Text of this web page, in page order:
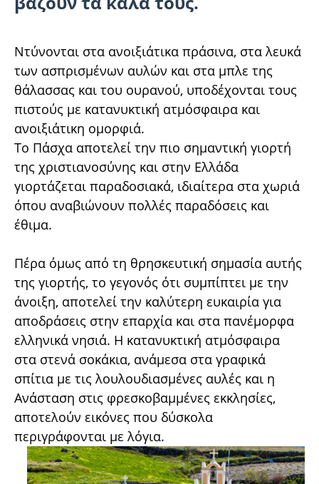
Ντύνονται στα ανοιξιάτικα πράσινα, στα λευκά
των ασπρισμένων αυλών και στα μπλε της
θάλασσας και του ουρανού, υποδέχονται τους
πιστούς με κατανυκτική ατμόσφαιρα και
ανοιξιάτικη ομορφιά.
Το Πάσχα αποτελεί την πιο σημαντική γιορτή
της χριστιανοσύνης και στην Ελλάδα
γιορτάζεται παραδοσιακά, ιδιαίτερα στα χωριά
όπου αναβιώνουν πολλές παραδόσεις και
έθιμα.
Πέρα όμως από τη θρησκευτική σημασία αυτής
της γιορτής, το γεγονός ότι συμπίπτει με την
άνοιξη, αποτελεί την καλύτερη ευκαιρία για
αποδράσεις στην επαρχία και στα πανέμορφα
ελληνικά νησιά. Η κατανυκτική ατμόσφαιρα
στα στενά σοκάκια, ανάμεσα στα γραφικά
σπίτια με τις λουλουδιασμένες αυλές και η
Ανάσταση στις φρεσκοβαμμένες εκκλησίες,
αποτελούν εικόνες που δύσκολα
περιγράφονται με λόγια.